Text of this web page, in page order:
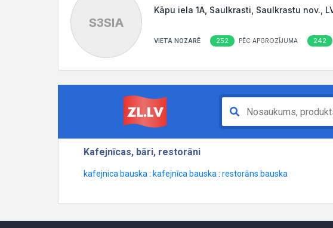
S3SIA
Kāpu iela 1A, Saulkrasti, Saulkrastu nov.,
VIETA NOZARĒ 252 PĒC APGROZĪJUMA 242